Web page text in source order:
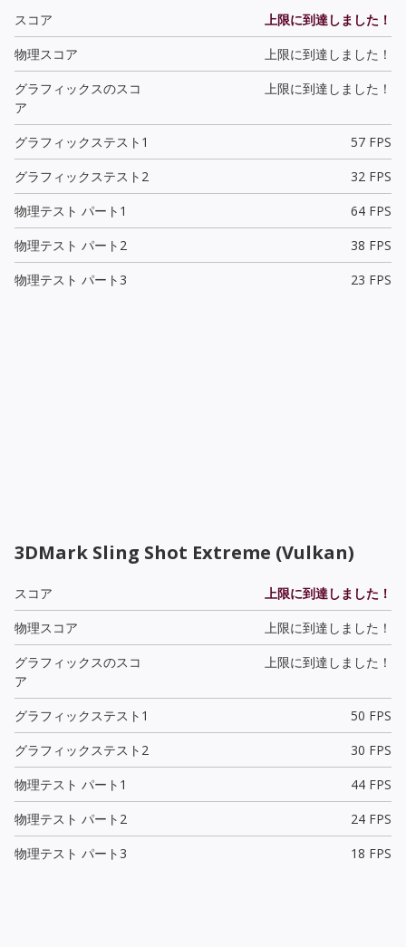
スコア
上限に到達しました！
物理スコア
上限に到達しました！
グラフィックスのスコ
ア
上限に到達しました！
グラフィックステスト1
57 FPS
グラフィックステスト2
32 FPS
物理テスト パート1
64 FPS
物理テスト パート2
38 FPS
物理テスト パート3
23 FPS
3DMark Sling Shot Extreme (Vulkan)
スコア
上限に到達しました！
物理スコア
上限に到達しました！
グラフィックスのスコ
ア
上限に到達しました！
グラフィックステスト1
50 FPS
グラフィックステスト2
30 FPS
物理テスト パート1
44 FPS
物理テスト パート2
24 FPS
物理テスト パート3
18 FPS